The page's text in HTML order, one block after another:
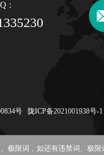
：
号 陇ICP备2021001938号-1
限词，如还有违禁词、